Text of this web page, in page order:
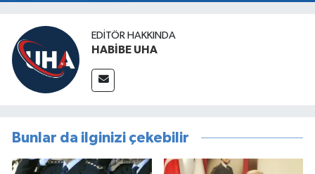
EDITÖR HAKKINDA
HABİBE UHA
Bunlar da ilginizi çekebilir